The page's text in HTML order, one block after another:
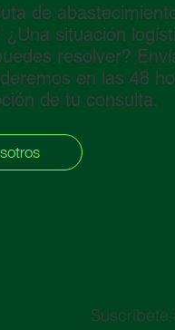
de
situación
resolver?
en las 48
de tu consulta.
Suscríbete